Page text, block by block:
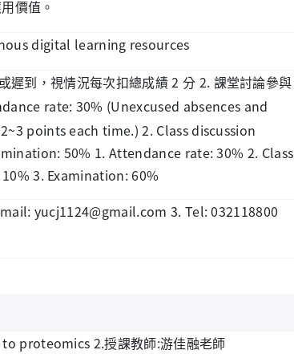
價值。
digital learning resources
遲到，視情況每次扣總成績2 分 2. 課堂討論參與
rate: 30% (Unexcused absences and
points each time.) 2. Class discussion
50% 1. Attendance rate: 30% 2. Class
3. Examination: 60%
yucj1124@gmail.com 3. Tel: 032118800
proteomics 2.授課教師:游佳融老師